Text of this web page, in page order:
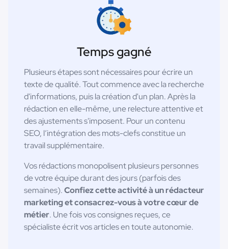
Temps gagné
Plusieurs étapes sont nécessaires pour écrire un
texte de qualité. Tout commence avec la recherche
d'informations, puis la création d'un plan. Après la
rédaction en elle-même, une relecture attentive et
des ajustements s'imposent. Pour un contenu
SEO, l’intégration des mots-clefs constitue un
travail supplémentaire.
Vos rédactions monopolisent plusieurs personnes
de votre équipe durant des jours (parfois des
semaines).Confiez cette activité à un rédacteur
marketing et consacrez-vous à votre cœur de
métier. Une fois vos consignes reçues, ce
spécialiste écrit vos articles en toute autonomie.